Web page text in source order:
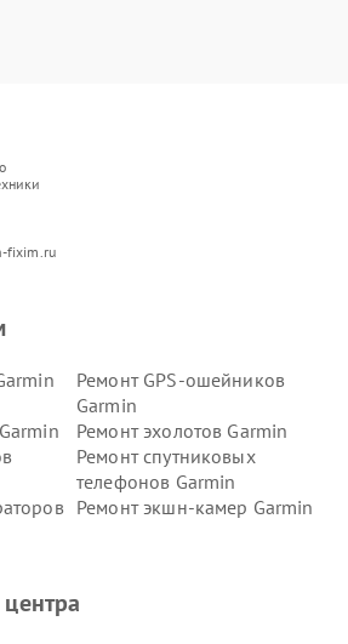
fixim.ru
Ремонт GPS-ошейников
Garmin
Ремонт эхолотов Garmin
Ремонт спутниковых
телефонов Garmin
Ремонт экшн-камер Garmin